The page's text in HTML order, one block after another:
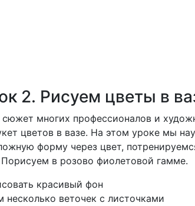
2. Рисуем цветы в
многих профессионалов и
цветов в вазе. На этом уроке мы
форму через цвет,
в розово фиолетовой гамме.
красивый фон
несколько веточек с листочками